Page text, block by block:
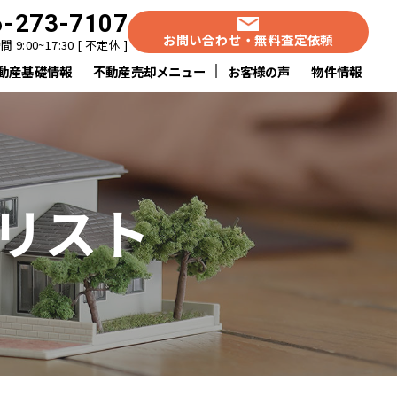
273-7107
9:00~17:30 [ 不定休 ]
お問い合わせ・無料査定依頼
産基礎情報
不動産売却メニュー お客様の声 物件情報
スト